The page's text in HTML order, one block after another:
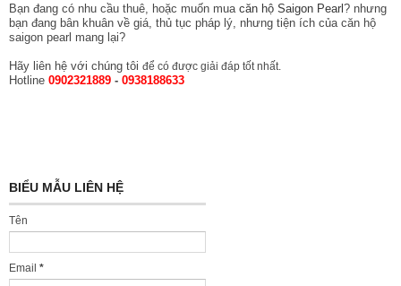
Bạn đang có nhu cầu thuê, hoặc muốn mua căn hộ Saigon Pearl ? nhưng
bạn đang bân khuân về giá, thủ tục pháp lý, nhưng tiện ích của căn hộ
saigon pearl mang lại?
Hãy liên hệ với chúng tôi để có được giải đáp tốt nhất.
Hotline 0902321889 - 0938188633
BIỂU MẪU LIÊN HỆ
Tên
Email *